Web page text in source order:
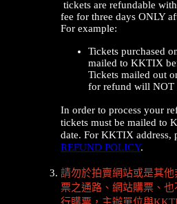
tickets are refundable
fee for three days ONLY
For example:
Tickets purchased
mailed to KKTIX
Tickets mailed out
for refund will NOT
In order to process your
tickets must be mailed to
date. For KKTIX address,
REFUND POLICY.
請勿於拍賣網站或是其
票之通路、網站購票、